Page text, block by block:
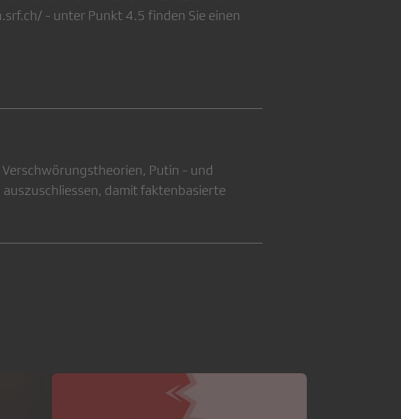
- unter Punkt 4.5 finden Sie einen
Verschwörungstheorien, Putin - und
damit faktenbasierte